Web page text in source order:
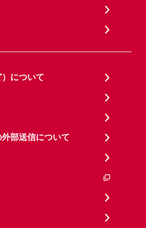
について
部送信について